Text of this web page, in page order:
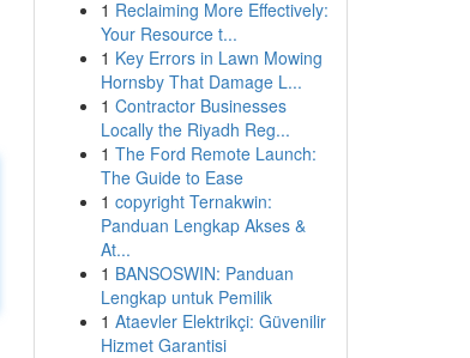
1 Reclaiming More Effectively:
Your Resource t...
1 Key Errors in Lawn Mowing
Hornsby That Damage L...
1 Contractor Businesses
Locally the Riyadh Reg...
1 The Ford Remote Launch:
The Guide to Ease
1 copyright Ternakwin:
Panduan Lengkap Akses &
At...
1 BANSOSWIN: Panduan
Lengkap untuk Pemilik
1 Ataevler Elektrikçi: Güvenilir
Hizmet Garantisi